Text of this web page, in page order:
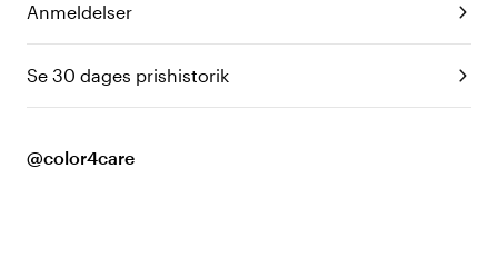
Anmeldelser
Se 30 dages prishistorik
@color4care